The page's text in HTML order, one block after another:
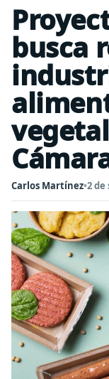
busca
Carlos Martínez•2 de